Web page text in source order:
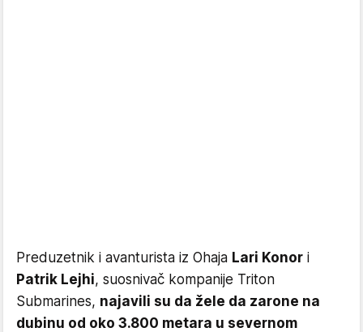
Preduzetnik i avanturista iz Ohaja Lari Konor i
Patrik Lejhi, suosnivač kompanije Triton
Submarines, najavili su da žele da zarone na
dubinu od oko 3.800 metara u severnom